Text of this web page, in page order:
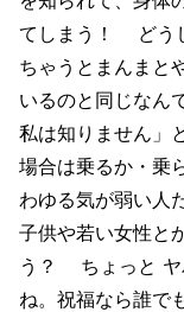
てしまう！ どう
ちゃうとまんまと
いるのと同じなん
私は知りません」
場合は乗るか・乗
わゆる気が弱い人
子供や若い女性と
う？ ちょっと ヤ
ね。祝福なら誰